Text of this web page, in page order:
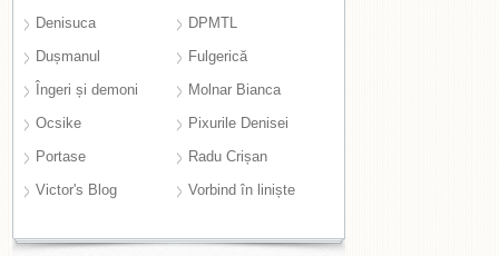
Denisuca
DPMTL
Dușmanul
Fulgerică
Îngeri și demoni
Molnar Bianca
Ocsike
Pixurile Denisei
Portase
Radu Crișan
Victor's Blog
Vorbind în liniște